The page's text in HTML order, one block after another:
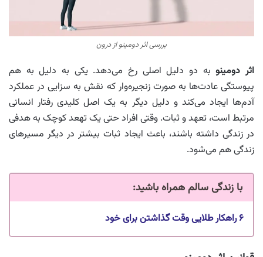
بررسی اثر دومینو از درون
اثر دومینوبه دو دلیل اصلی رخ می‌دهد. یکی به دلیل به هم
پیوستگی عادت‌ها به صورت زنجیره‌وار که نقش به سزایی در عملکرد
آدم‌ها ایجاد می‌کند و دلیل دیگر به یک اصل کلیدی رفتار انسانی
مرتبط است، تعهد و ثبات. وقتی افراد حتی یک تهعد کوچک به هدفی
در زندگی داشته باشند، باعث ایجاد ثبات بیشتر در دیگر مسیرهای
زندگی هم می‌شود.
با زندگی سالم همراه باشید:
۶ راهکار طلایی وقت گذاشتن برای خود